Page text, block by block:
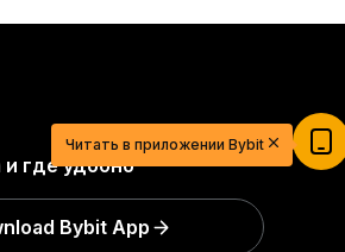
и где удобно
Bybit App
старта в мире
Читать в приложении Bybit